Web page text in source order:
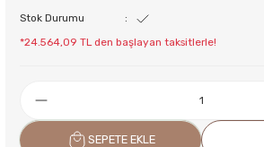
Stok Durumu
*24.564,09 TL den başlayan taksitlerle!
SEPETE EKLE